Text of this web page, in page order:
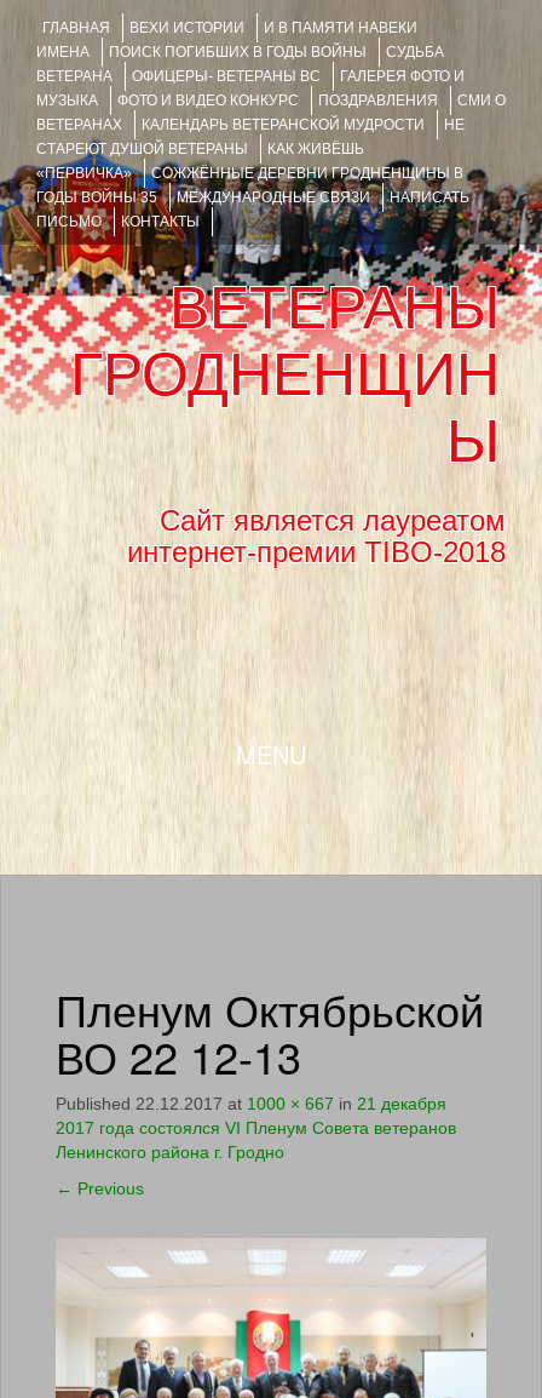
ГЛАВНАЯ ВЕХИ ИСТОРИИ
И В ПАМЯТИ НАВЕКИ
ИМЕНА
ПОИСК ПОГИБШИХ В ГОДЫ ВОЙНЫ
СУДЬБА
ВЕТЕРАНА
ОФИЦЕРЫ- ВЕТЕРАНЫ ВС
ГАЛЕРЕЯ ФОТО И
МУЗЫКА
ФОТО И ВИДЕО КОНКУРС ПОЗДРАВЛЕНИЯ
СМИ О
ВЕТЕРАНАХ
КАЛЕНДАРЬ ВЕТЕРАНСКОЙ МУДРОСТИ
НЕ
СТАРЕЮТ ДУШОЙ ВЕТЕРАНЫ
КАК ЖИВЁШЬ
«ПЕРВИЧКА»
СОЖЖЁННЫЕ ДЕРЕВНИ ГРОДНЕНЩИНЫ В
ГОДЫ ВОЙНЫ 35
МЕЖДУНАРОДНЫЕ СВЯЗИ
НАПИСАТЬ
ПИСЬМО
КОНТАКТЫ
ВЕТЕРАНЫ
ГРОДНЕНЩИН
Ы
Сайт является лауреатом
интернет-премии TIBO-2018
MENU
SKIP TO CONTENT
Пленум Октябрьской
ВО 22 12-13
Published 22.12.2017 at 1000 × 667 in 21 декабря
2017 года состоялся VI Пленум Совета ветеранов
Ленинского района г. Гродно
← Previous